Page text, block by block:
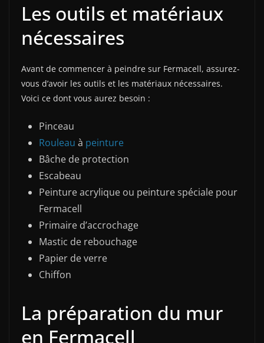
Les outils et matériaux
nécessaires
Avant de commencer à peindre sur Fermacell, assurez-
vous d’avoir les outils et les matériaux nécessaires.
Voici ce dont vous aurez besoin :
Pinceau
Rouleau à peinture
Bâche de protection
Escabeau
Peinture acrylique ou peinture spéciale pour
Fermacell
Primaire d’accrochage
Mastic de rebouchage
Papier de verre
Chiffon
La préparation du mur
en Fermacell